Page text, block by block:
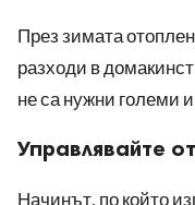
През зимата
разходи в
не са нужни големи
Управлявайте
Начинът, по който